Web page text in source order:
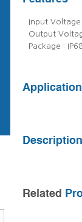
Input Voltage
Output
Package :